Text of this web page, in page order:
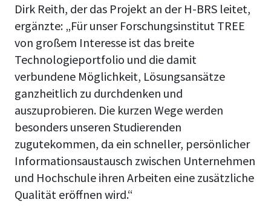
Dirk Reith, der das Projekt an der H-BRS leitet,
ergänzte: „Für unser Forschungsinstitut TREE
von großem Interesse ist das breite
Technologieportfolio und die damit
verbundene Möglichkeit, Lösungsansätze
ganzheitlich zu durchdenken und
auszuprobieren. Die kurzen Wege werden
besonders unseren Studierenden
zugutekommen, da ein schneller, persönlicher
Informationsaustausch zwischen Unternehmen
und Hochschule ihren Arbeiten eine zusätzliche
Qualität eröffnen wird.“